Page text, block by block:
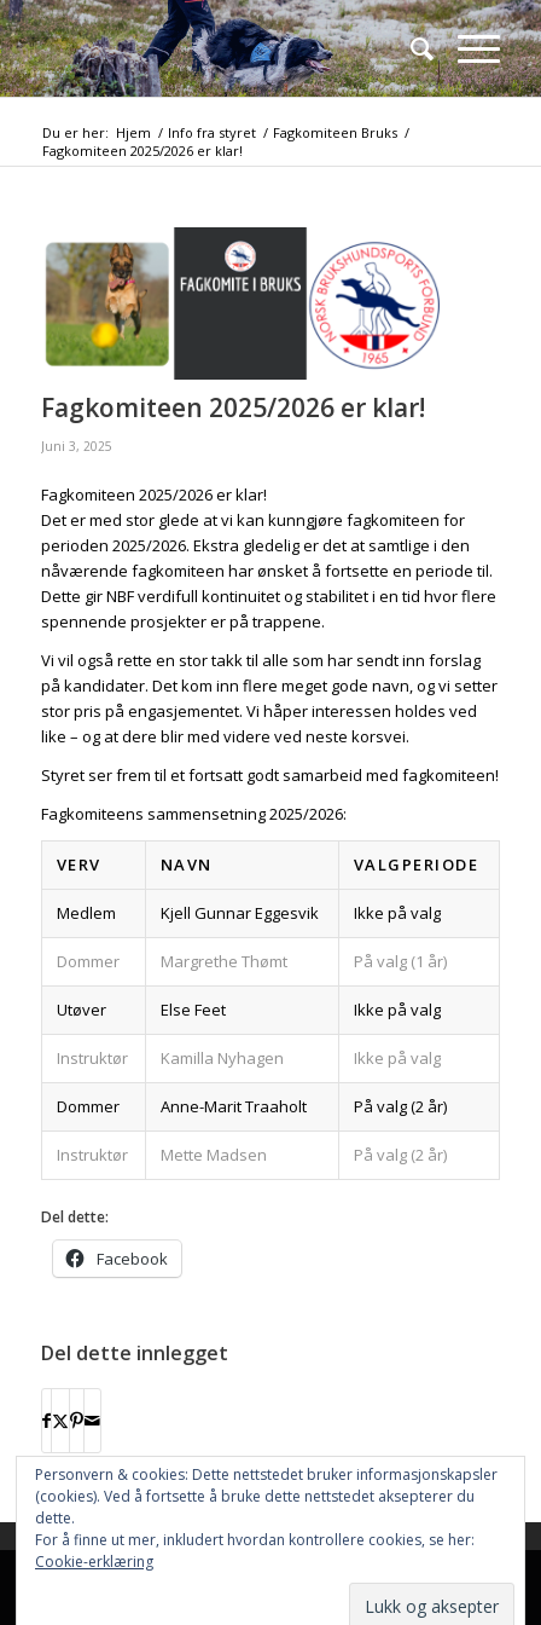
Du er her: Hjem / Info fra styret / Fagkomiteen Bruks /
Fagkomiteen 2025/2026 er klar!
Fagkomiteen 2025/2026 er klar!
Juni 3, 2025
Fagkomiteen 2025/2026 er klar!
Det er med stor glede at vi kan kunngjøre fagkomiteen for
perioden 2025/2026. Ekstra gledelig er det at samtlige i den
nåværende fagkomiteen har ønsket å fortsette en periode til.
Dette gir NBF verdifull kontinuitet og stabilitet i en tid hvor flere
spennende prosjekter er på trappene.
Vi vil også rette en stor takk til alle som har sendt inn forslag
på kandidater. Det kom inn flere meget gode navn, og vi setter
stor pris på engasjementet. Vi håper interessen holdes ved
like – og at dere blir med videre ved neste korsvei.
Styret ser frem til et fortsatt godt samarbeid med fagkomiteen!
Fagkomiteens sammensetning 2025/2026:
VERV NAVN VALGPERIODE
Medlem Kjell Gunnar Eggesvik Ikke på valg
Dommer Margrethe Thømt På valg (1 år)
Utøver Else Feet Ikke på valg
Instruktør Kamilla Nyhagen Ikke på valg
Dommer Anne-Marit Traaholt På valg (2 år)
Instruktør Mette Madsen På valg (2 år)
Del dette:
Facebook
Del dette innlegget
Aktiviteter
Informasjon
This site uses cookies. By continuing to browse the site, you are
Learn more
Personvern & cookies: Dette nettstedet bruker informasjonskapsler
(cookies). Ved å fortsette å bruke dette nettstedet aksepterer du
dette.
For å finne ut mer, inkludert hvordan kontrollere cookies, se her:
Cookie-erklæring